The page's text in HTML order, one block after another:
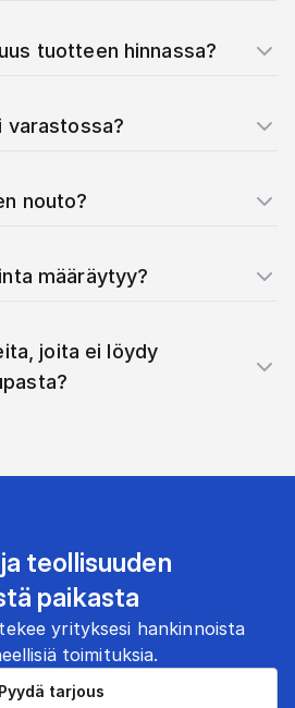
tuotteen hinnassa?
varastossa?
nouto?
määräytyy?
joita ei löydy
teollisuuden
paikasta
yrityksesi hankinnoista
toimituksia.
Pyydä tarjous